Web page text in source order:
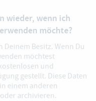
wieder, wenn ich
möchte?
Besitz. Wenn Du
möchtest
und
gestellt. Diese Daten
einem anderen
archivieren.